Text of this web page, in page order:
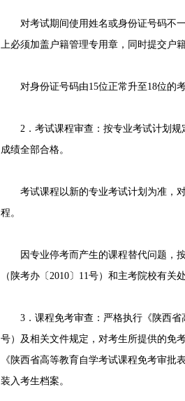
对考试期间使用姓名或身份证号码不一
上必须加盖户籍管理专用章，同时提交户
对身份证号码由15位正常升至18位的考
2．考试课程审查：按专业考试计划规
成绩全部合格。
考试课程以新的专业考试计划为准，对
程。
因专业停考而产生的课程替代问题，按
（陕考办〔2010〕11号）和主考院校有关
3．课程免考审查：严格执行《陕西省
号）及相关文件规定，对考生所提供的免
《陕西省高等教育自学考试课程免考审
装入考生档案。